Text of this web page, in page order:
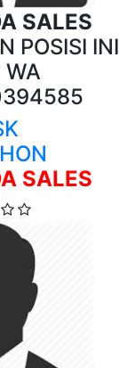
SALES
POSISI INI
WA
SALES